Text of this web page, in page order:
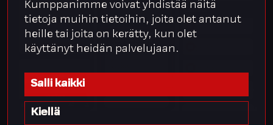
Kumppanimme voivat yhdistää näitä
tietoja muihin tietoihin, joita olet antanut
heille tai joita on kerätty, kun olet
käyttänyt heidän palvelujaan.
Salli kaikki
Kiellä